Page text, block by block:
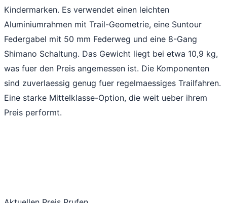
Kindermarken. Es verwendet einen leichten
Aluminiumrahmen mit Trail-Geometrie, eine Suntour
Federgabel mit 50 mm Federweg und eine 8-Gang
Shimano Schaltung. Das Gewicht liegt bei etwa 10,9 kg,
was fuer den Preis angemessen ist. Die Komponenten
sind zuverlaessig genug fuer regelmaessiges Trailfahren.
Eine starke Mittelklasse-Option, die weit ueber ihrem
Preis performt.